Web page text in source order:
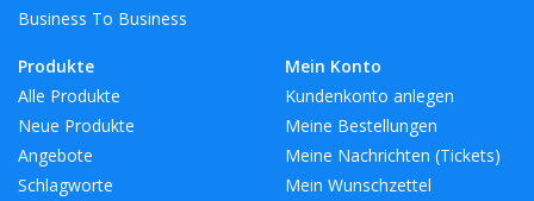
Business To Business
Produkte
Alle Produkte
Neue Produkte
Angebote
Schlagworte
Mein Konto
Kundenkonto anlegen
Meine Bestellungen
Meine Nachrichten (Tickets)
Mein Wunschzettel